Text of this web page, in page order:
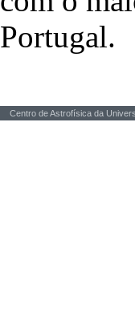
Portugal.
Centro de Astrofísica da